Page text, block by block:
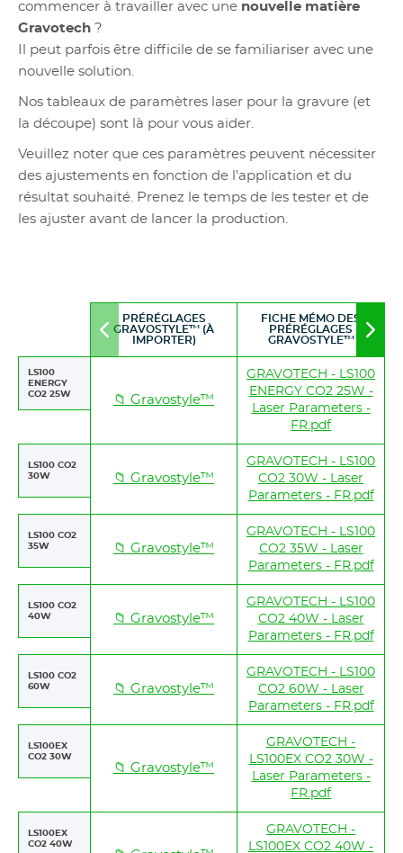
commencer à travailler avec une nouvelle matière
Gravotech ?
Il peut parfois être difficile de se familiariser avec une
nouvelle solution.
Nos tableaux de paramètres laser pour la gravure (et
la découpe) sont là pour vous aider.
Veuillez noter que ces paramètres peuvent nécessiter
des ajustements en fonction de l'application et du
résultat souhaité. Prenez le temps de les tester et de
les ajuster avant de lancer la production.
Move
PRÉRÉGLAGES
GRAVOSTYLE™ (À
IMPORTER)
FICHE MÉMO DES
PRÉRÉGLAGES
GRAVOSTYLE™
LS100
ENERGY
CO2 25W
📁 Gravostyle™
GRAVOTECH - LS100
ENERGY CO2 25W -
Laser Parameters -
FR.pdf
LS100 CO2
30W
📁 Gravostyle™
GRAVOTECH - LS100
CO2 30W - Laser
Parameters - FR.pdf
LS100 CO2
35W
📁 Gravostyle™
GRAVOTECH - LS100
CO2 35W - Laser
Parameters - FR.pdf
LS100 CO2
40W
📁 Gravostyle™
GRAVOTECH - LS100
CO2 40W - Laser
Parameters - FR.pdf
LS100 CO2
60W
📁 Gravostyle™
GRAVOTECH - LS100
CO2 60W - Laser
Parameters - FR.pdf
LS100EX
CO2 30W
📁 Gravostyle™
GRAVOTECH -
LS100EX CO2 30W -
Laser Parameters -
FR.pdf
LS100EX
CO2 40W
GRAVOTECH -
LS100EX CO2 40W -